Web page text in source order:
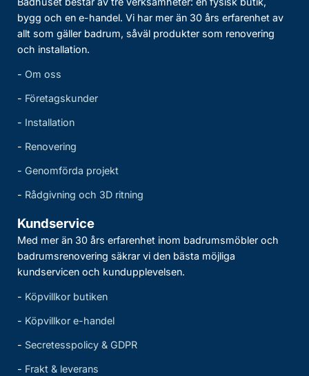
bygg och en e-handel. Vi har mer än 30 års erfarenhet av
allt som gäller badrum, såväl produkter som renovering
och installation.
- Om oss
- Företagskunder
- Installation
- Renovering
- Genomförda projekt
- Rådgivning och 3D ritning
Kundservice
Med mer än 30 års erfarenhet inom badrumsmöbler och
badrumsrenovering säkrar vi den bästa möjliga
kundservicen och kundupplevelsen.
- Köpvillkor butiken
- Köpvillkor e-handel
- Secretesspolicy & GDPR
- Frakt & leverans